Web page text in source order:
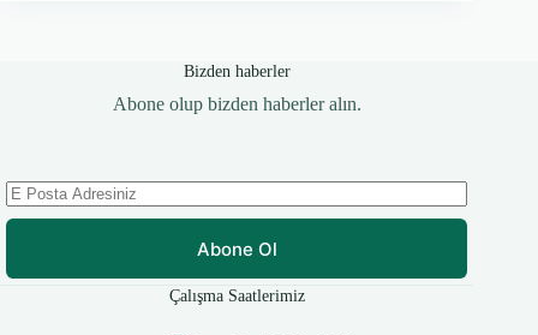
Bizden haberler
Abone olup bizden haberler alın.
Abone Ol
Çalışma Saatlerimiz